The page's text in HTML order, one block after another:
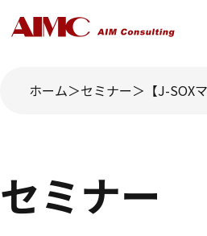
ホーム セミナー 【J-
セミナー